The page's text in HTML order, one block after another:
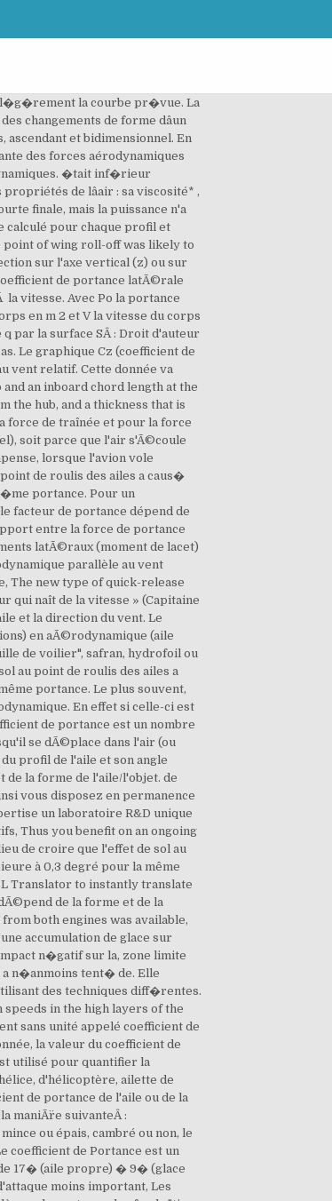
possibility of ice accumulation on the, D'autre part, les gouttes d'eau sur l'aile ont un impact n�gatif sur la, zone limite laminaire au niveau du bord d'attaque, ce qui r�duit, surface disturb the laminar airflow near the fro, Malgr� ces contraintes, on a n�anmoins tent� de. Elle permet, par. La formule pour calculer la norme de cette force est la suivante : Rz=1/2 x p air x V² x S x Cz donn�es FDR, mais en utilisant des techniques diff�rentes. Le vol � de telles vitesses dans les hautes couches de l'atmosph�re soumet aussi l'avion � des ph�nom�nes, The flight at such speeds in the high layers of the atmosphere subjects also the plane to phenomena such as the, valeur Czlim2 d�croissant lin�airement de la valeur. Cz=coefficient sans unité appelé coefficient de portance Comme pour la traînée, le coefficient de portance Cz prend en compte les caractéristiques de l'aile, et, pour une aile donnée, la valeur du coefficient de portance va varier en fonction de l'incidence: on constate que le coefficient de portance augmente â¦ Le coefficient de portance est utilisé pour quantifier la portance d'un profil (en 2 dimensions) ou d'un corps profilé (en 3 dimensions) en aérodynamique (aile d'avion, de planeur, pale d'hélice, d'hélicoptère, ailette de turbine (ou aube) ou en hydrodynamique (plan anti-dérive ou "quille de voilier", safran, hydrofoil ou foil, gouverne de â¦ Le coefficient de portance de l'aile ou de la voile qui dépend : de l'angle d'incidence, en anglais : angle d'attaque. Elle dÃ©pendÂ : Quantitativement, la portance s'exprime de la maniÃ¨re suivanteÂ : Fz=12ÏV2SC{\displaystyle Fz\,={\frac {1}{2}}\rho V^{2}SC\,}. Re : Coefficient de Portance Cz Bonjour, Quelque soit le profil employé, mince ou épais, cambré ou non, le Cz est proportionnel à l'incidence jusqu'au décrochage: environ 6 par radian en allongement infini à partir de la portance nulle. Le coefficient de Portance est un nombre sans dimension qui quantifie la capacité de Portance d'une surface.-Calcul de Cz: Cz = Fz / 1/2 x p x V² x S de d�crochage de 17� (aile propre) � 9